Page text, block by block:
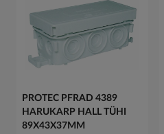
PROTEC PFRAD 4389
HARUKARP HALL TÜHI
89X43X37MM